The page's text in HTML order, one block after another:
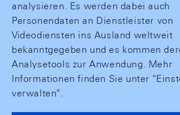
analysieren. Es werden dabei auch
Personendaten an Dienstleister von
Videodiensten ins Ausland weltweit
bekanntgegeben und es kommen
Analysetools zur Anwendung. Mehr
Informationen finden Sie unter
verwalten".